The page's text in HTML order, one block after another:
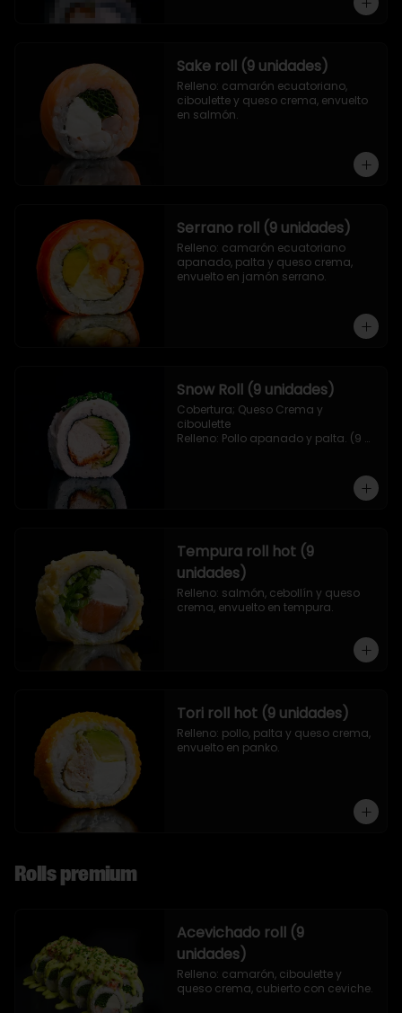
Sake roll (9 unidades)
Relleno: camarón ecuatoriano,
ciboulette y queso crema, envuelto
en salmón.
Serrano roll (9 unidades)
Relleno: camarón ecuatoriano
apanado, palta y queso crema,
envuelto en jamón serrano.
Snow Roll (9 unidades)
Cobertura; Queso Crema y
ciboulette
Relleno: Pollo apanado y palta. (9
Tempura roll hot (9
unidades)
Relleno: salmón, cebollín y queso
crema, envuelto en tempura.
Tori roll hot (9 unidades)
Relleno: pollo, palta y queso crema,
envuelto en panko.
Rolls premium
Acevichado roll (9
unidades)
Relleno: camarón, ciboulette y
queso crema, cubierto con ceviche.